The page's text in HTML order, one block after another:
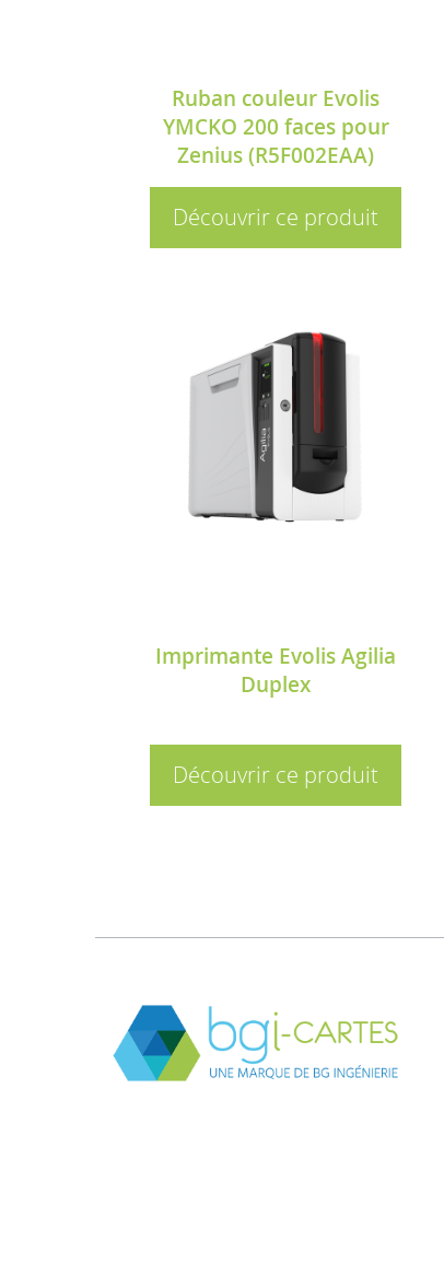
Ruban couleur Evolis
YMCKO 200 faces pour
Zenius (R5F002EAA)
Découvrir ce produit
Imprimante Evolis Agilia
Duplex
Découvrir ce produit